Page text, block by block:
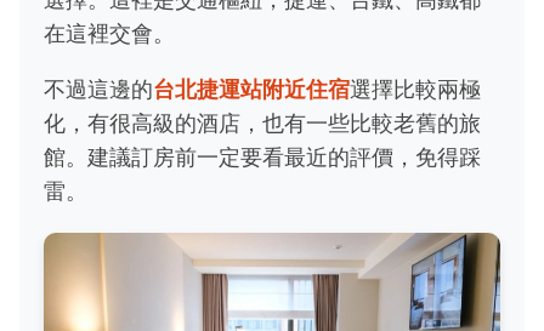
在這裡交會。
不過這邊的台北捷運站附近住宿選擇比較兩極
化，有很高級的酒店，也有一些比較老舊的旅
館。建議訂房前一定要看最近的評價，免得踩
雷。